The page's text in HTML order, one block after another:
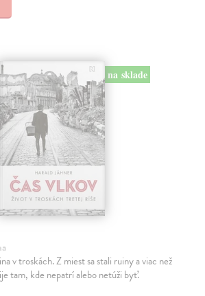
na sklade
v troskách. Z miest sa stali ruiny a viac než
tam, kde nepatrí alebo netúži byť.